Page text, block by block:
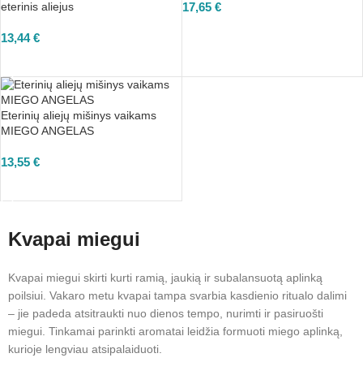
eterinis aliejus
13,44€
17,65 €
Eterinių aliejų mišinys vaikams
MIEGO ANGELAS
13,55 €
Kvapai miegui
Kvapai miegui skirti kurti ramią, jaukią ir subalansuotą aplinką
poilsiui. Vakaro metu kvapai tampa svarbia kasdienio ritualo dalimi
– jie padeda atsitraukti nuo dienos tempo, nurimti ir pasiruošti
miegui. Tinkamai parinkti aromatai leidžia formuoti miego aplinką,
kurioje lengviau atsipalaiduoti.